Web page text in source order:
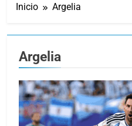
Inicio Argelia
Argelia